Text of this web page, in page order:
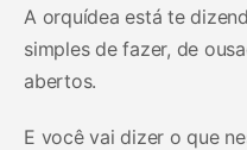
A orquídea está te
simples de fazer, de
abertos.
E você vai dizer o que